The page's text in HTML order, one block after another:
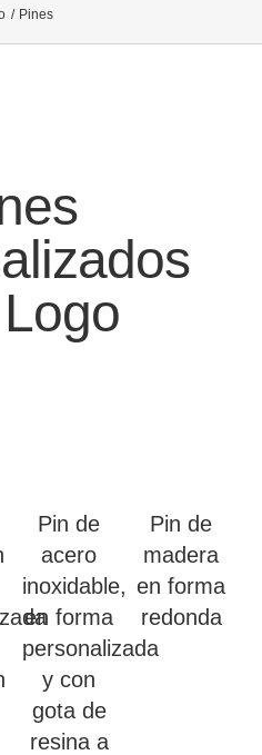
Pines
Pin de
acero
inoxidable,
en forma
personalizada
y con
gota de
resina a
Pin de
madera
en forma
redonda